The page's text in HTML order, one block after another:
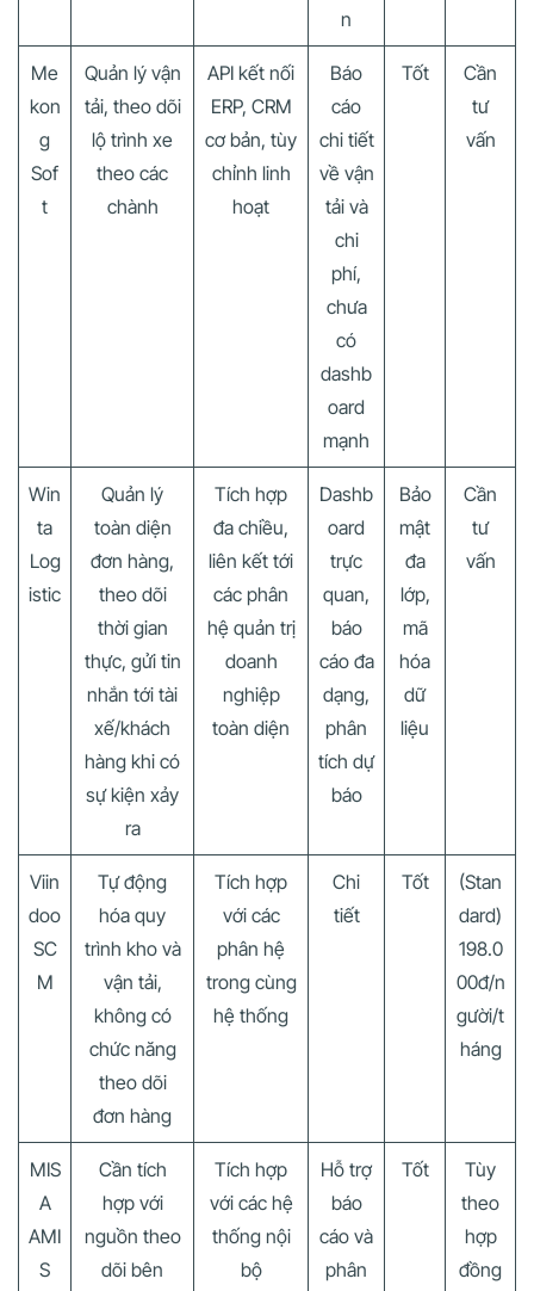
n
Me
kon
g
Sof
t
Quản lý vận
tải, theo dõi
lộ trình xe
theo các
chành
API kết nối
ERP, CRM
cơ bản, tùy
chỉnh linh
hoạt
Báo
cáo
chi tiết
về vận
tải và
chi
phí,
chưa
có
dashb
oard
mạnh
Tốt
Cần
tư
vấn
Win
ta
Log
istic
Quản lý
toàn diện
đơn hàng,
theo dõi
thời gian
thực, gửi tin
nhắn tới tài
xế/khách
hàng khi có
sự kiện xảy
ra
Tích hợp
đa chiều,
liên kết tới
các phân
hệ quản trị
doanh
nghiệp
toàn diện
Dashb
oard
trực
quan,
báo
cáo đa
dạng,
phân
tích dự
báo
Bảo
mật
đa
lớp,
mã
hóa
dữ
liệu
Cần
tư
vấn
Viin
doo
SC
M
Tự động
hóa quy
trình kho và
vận tải,
không có
chức năng
theo dõi
đơn hàng
Tích hợp
với các
phân hệ
trong cùng
hệ thống
Chi
tiết
Tốt
(Stan
dard)
198.0
00đ/n
gười/t
háng
MIS
A
AMI
S
Cần tích
hợp với
nguồn theo
dõi bên
Tích hợp
với các hệ
thống nội
bộ
Hỗ trợ
báo
cáo và
phân
Tốt
Tùy
theo
hợp
đồng